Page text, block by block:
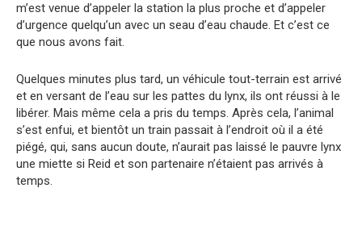
m’est venue d’appeler la station la plus proche et d’appeler
d’urgence quelqu’un avec un seau d’eau chaude. Et c’est ce
que nous avons fait.
Quelques minutes plus tard, un véhicule tout-terrain est arrivé
et en versant de l’eau sur les pattes du lynx, ils ont réussi à le
libérer. Mais même cela a pris du temps. Après cela, l’animal
s’est enfui, et bientôt un train passait à l’endroit où il a été
piégé, qui, sans aucun doute, n’aurait pas laissé le pauvre lynx
une miette si Reid et son partenaire n’étaient pas arrivés à
temps.